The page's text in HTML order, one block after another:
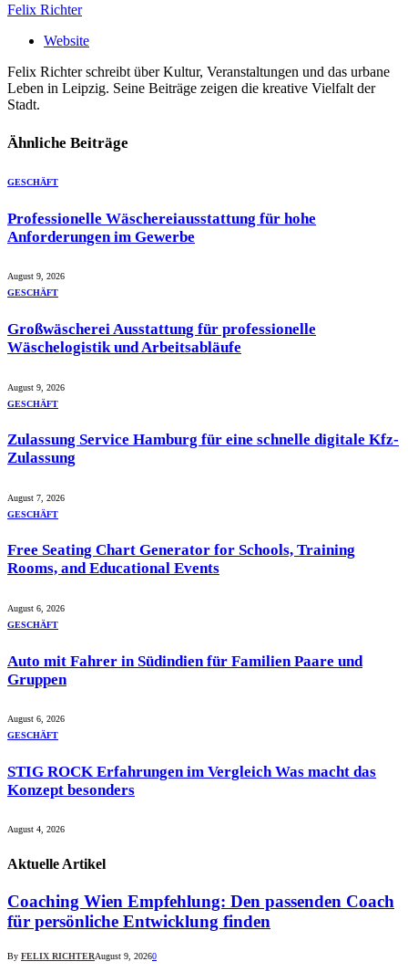
Felix Richter
Website
Felix Richter schreibt über Kultur, Veranstaltungen und das urbane
Leben in Leipzig. Seine Beiträge zeigen die kreative Vielfalt der
Stadt.
Ähnliche Beiträge
GESCHÄFT
Professionelle Wäschereiausstattung für hohe
Anforderungen im Gewerbe
August 9, 2026
GESCHÄFT
Großwäscherei Ausstattung für professionelle
Wäschelogistik und Arbeitsabläufe
August 9, 2026
GESCHÄFT
Zulassung Service Hamburg für eine schnelle digitale Kfz-
Zulassung
August 7, 2026
GESCHÄFT
Free Seating Chart Generator for Schools, Training
Rooms, and Educational Events
August 6, 2026
GESCHÄFT
Auto mit Fahrer in Südindien für Familien Paare und
Gruppen
August 6, 2026
GESCHÄFT
STIG ROCK Erfahrungen im Vergleich Was macht das
Konzept besonders
August 4, 2026
Aktuelle Artikel
Coaching Wien Empfehlung: Den passenden Coach
für persönliche Entwicklung finden
By FELIX RICHTERAugust 9, 20260